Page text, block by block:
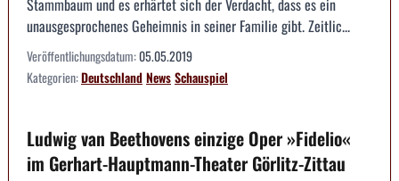
unausgesprochenes Geheimnis in seiner Familie gibt. Zeitlic...
Veröffentlichungsdatum:05.05.2019
Kategorien:DeutschlandNewsSchauspiel
Ludwig van Beethovens einzige Oper »Fidelio«
im Gerhart-Hauptmann-Theater Görlitz-Zittau